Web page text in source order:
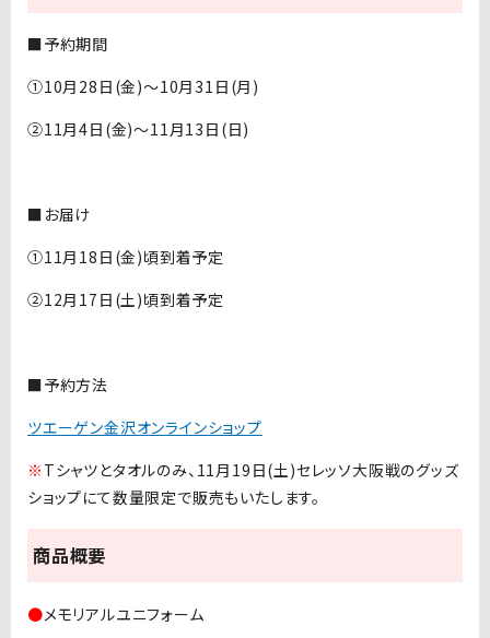
■予約期間
①10月28日(金)～10月31日(月)
②11月4日(金)～11月13日(日)
■お届け
①11月18日(金)頃到着予定
②12月17日(土)頃到着予定
■予約方法
ツエーゲン金沢オンラインショップ
※ Tシャツとタオルのみ、11月19日(土)セレッソ大阪戦のグッズ
ショップにて数量限定で販売もいたします。
商品概要
●メモリアルユニフォーム